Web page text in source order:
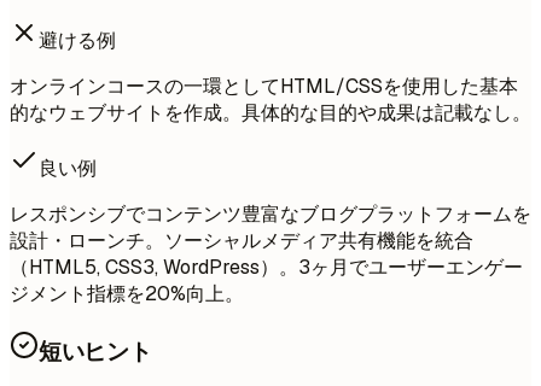
避ける例
オンラインコースの一環としてHTML/CSSを使用した基本
的なウェブサイトを作成。具体的な目的や成果は記載なし。
良い例
レスポンシブでコンテンツ豊富なブログプラットフォームを
設計・ローンチ。ソーシャルメディア共有機能を統合
（HTML5, CSS3, WordPress）。3ヶ月でユーザーエンゲー
ジメント指標を20%向上。
短いヒント